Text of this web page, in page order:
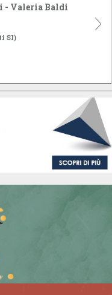
- Valeria Baldi
SI)